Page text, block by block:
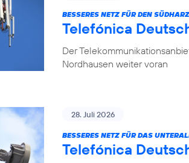
BESSERES NETZ FÜR DEN SÜDHARZ
Telefónica
Der
Nordhausen weiter voran
28. Juli 2026
BESSERES NETZ FÜR DAS
Telefónica